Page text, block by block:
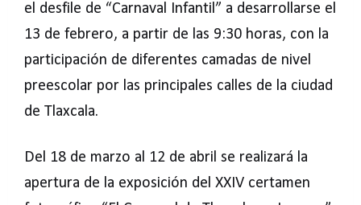
el desfile de “Carnaval Infantil” a desarrollarse el
13 de febrero, a partir de las 9:30 horas, con la
participación de diferentes camadas de nivel
preescolar por las principales calles de la ciudad
de Tlaxcala.
Del 18 de marzo al 12 de abril se realizará la
apertura de la exposición del XXIV certamen